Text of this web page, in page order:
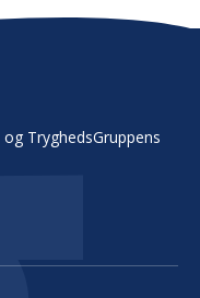
TryghedsGruppens